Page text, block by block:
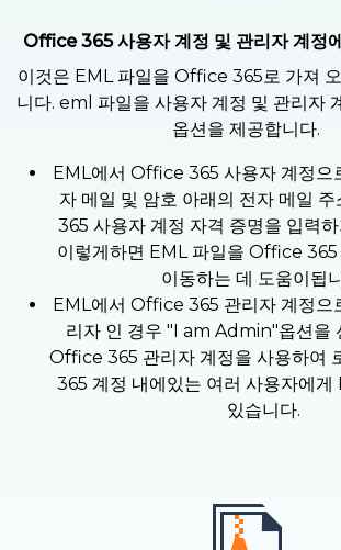
Office 365 사용자 계정 및 관리자 계정
이것은 EML 파일을 Office 365로 가져
니다. eml 파일을 사용자 계정 및 관리자
옵션을 제공합니다.
EML에서 Office 365 사용자 계정으
자 메일 및 암호 아래의 전자 메일
365 사용자 계정 자격 증명을 입력
이렇게하면 EML 파일을 Office 365
이동하는 데 도움이됩
EML에서 Office 365 관리자 계정으
리자 인 경우 "I am Admin"옵션을
Office 365 관리자 계정을 사용하여
365 계정 내에있는 여러 사용자에
있습니다.